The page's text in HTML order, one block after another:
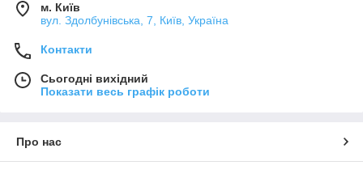
м. Київ
вул. Здолбунівська, 7, Київ, Україна
Контакти
Сьогодні вихідний
Показати весь графік роботи
Про нас